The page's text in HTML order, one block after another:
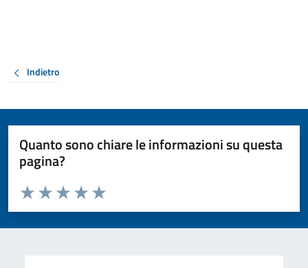
Indietro
Quanto sono chiare le informazioni su questa
pagina?
Valuta da 1 a 5 stelle la pagina
Valuta 5 stelle su 5
Valuta 4 stelle su 5
Valuta 3 stelle su 5
Valuta 2 stelle su 5
Valuta 1 stelle su 5